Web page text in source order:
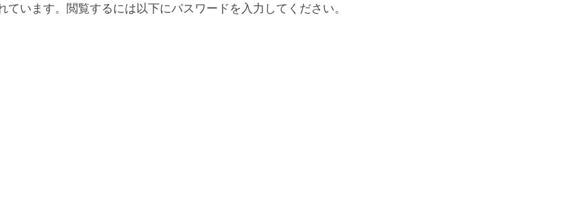
います。閲覧するには以下にパスワードを入力してください。